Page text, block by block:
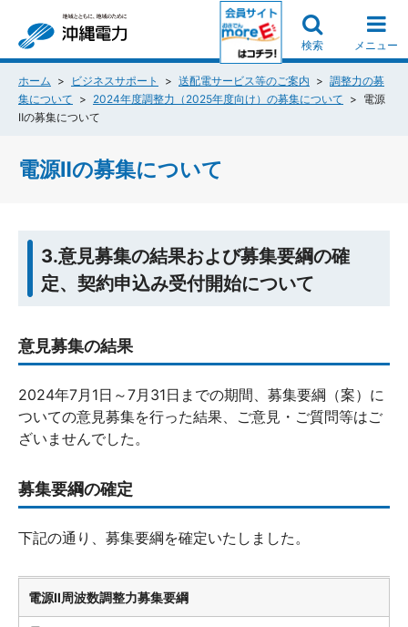
検索 メニュー
ホーム ビジネスサポート 送配電サービス等のご案内
調整力の募
集について
2024年度調整力（2025年度向け）の募集について
電源
Ⅱの募集について
電源Ⅱの募集について
3.意見募集の結果および募集要綱の確
定、契約申込み受付開始について
意見募集の結果
2024年7月1日～7月31日までの期間、募集要綱（案）に
ついての意見募集を行った結果、ご意見・ご質問等はご
ざいませんでした。
募集要綱の確定
下記の通り、募集要綱を確定いたしました。
電源Ⅱ周波数調整力募集要綱